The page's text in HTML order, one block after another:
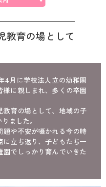
教育の場として
4月に学校法人立の幼稚園
様に親しまれ、多くの卒園
教育の場として、地域の子
ました。
題や不安が囁かれる今の時
立ち返り、子どもたち一
でしっかり育んでいきた